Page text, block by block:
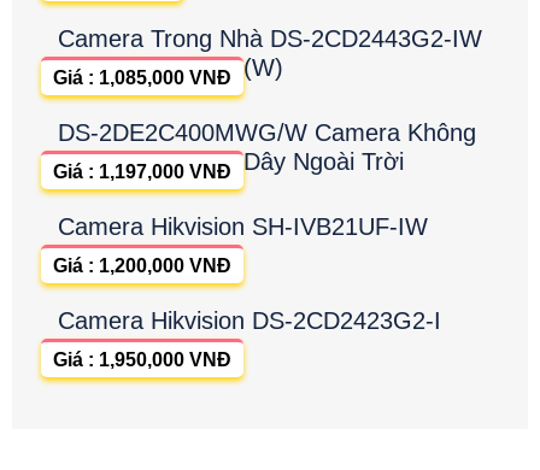
Camera Trong Nhà DS-2CD2443G2-IW
(W)
Giá : 1,085,000 VNĐ
DS-2DE2C400MWG/W Camera Không
Dây Ngoài Trời
Giá : 1,197,000 VNĐ
Camera Hikvision SH-IVB21UF-IW
Giá : 1,200,000 VNĐ
Camera Hikvision DS-2CD2423G2-I
Giá : 1,950,000 VNĐ